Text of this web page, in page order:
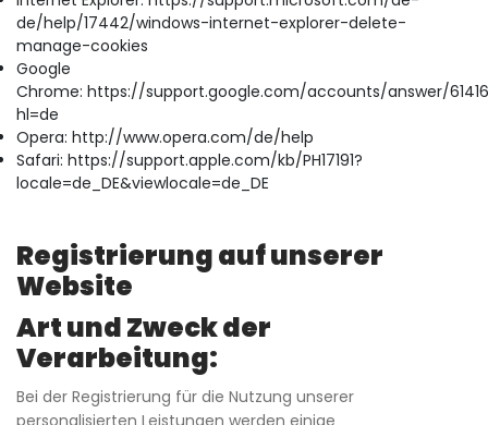
de/help/17442/windows-internet-explorer-delete-
manage-cookies
Google
Chrome: https://support.google.com/accounts/answer/
hl=de
Opera: http://www.opera.com/de/help
Safari: https://support.apple.com/kb/PH17191?
locale=de_DE&viewlocale=de_DE
Registrierung auf unserer
Website
Art und Zweck der
Verarbeitung:
Bei der Registrierung für die Nutzung unserer